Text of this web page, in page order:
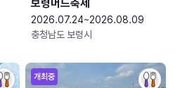
보령머드축제
2026.07.24~2026.08.09
충청남도 보령시
개최중